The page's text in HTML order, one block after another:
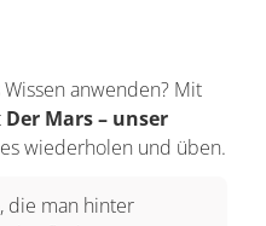
anwenden? Mit
Der Mars – unser
wiederholen und üben.
die man hinter